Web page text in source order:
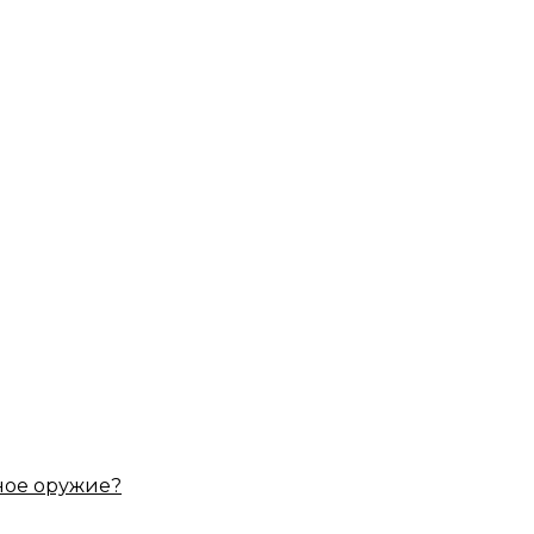
оружие?